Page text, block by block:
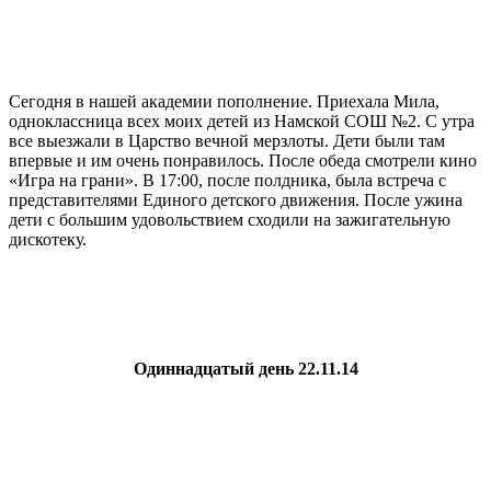
Сегодня в нашей академии пополнение. Приехала Мила,
одноклассница всех моих детей из Намской СОШ №2. С утра
все выезжали в Царство вечной мерзлоты. Дети были там
впервые и им очень понравилось. После обеда смотрели кино
«Игра на грани». В 17:00, после полдника, была встреча с
представителями Единого детского движения. После ужина
дети с большим удовольствием сходили на зажигательную
дискотеку.
Одиннадцатый день 22.11.14